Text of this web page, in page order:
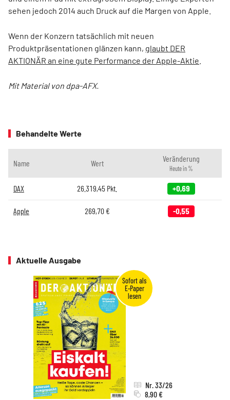
sehen jedoch 2014 auch Druck auf die Margen von Apple.
Wenn der Konzern tatsächlich mit neuen
Produktpräsentationen glänzen kann, glaubt DER
AKTIONÄR an eine gute Performance der Apple-Aktie
Mit Material von dpa-AFX.
Behandelte Werte
Name Wert Veränderung
Heute in %
DAX 26.319,45 Pkt. +0,69
Apple 269,70€ -0,55
Aktuelle Ausgabe
Nr. 33/26
8,90 €